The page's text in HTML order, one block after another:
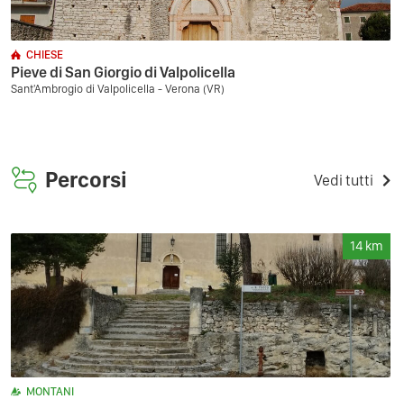
CHIESE
Pieve di San Giorgio di Valpolicella
Sant'Ambrogio di Valpolicella - Verona (VR)
Percorsi Vedi tutti
14 km
MONTANI